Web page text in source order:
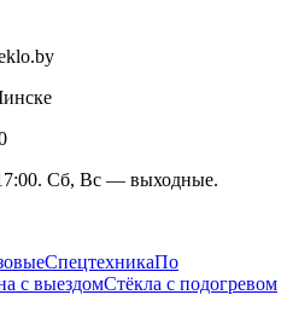
Сб, Вс — выходные.
СпецтехникаПо
с выездомСтёкла с подогревом